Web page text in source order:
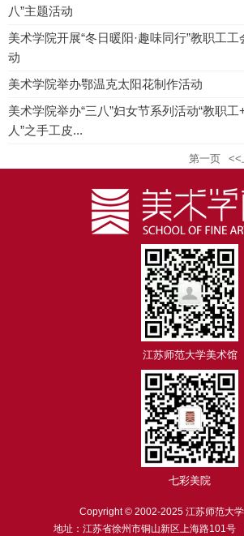
八”主题活动
美术学院开展“冬日暖阳·趣味同行”教职工工
动
美术学院举办鄂温克太阳花制作活动
美术学院举办“三八”妇女节系列活动“教职工
人”之手工皮...
第一页 <<
江苏师范大学美术馆
七彩美院
Copyright © 2002-2025 江苏师范大
地址：江苏省徐州市铜山新区上海路101